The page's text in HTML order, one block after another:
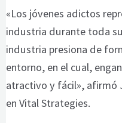
«Los jóvenes adictos
industria durante toda
industria presiona de
entorno, en el cual,
atractivo y fácil», afirmó
en Vital Strategies.